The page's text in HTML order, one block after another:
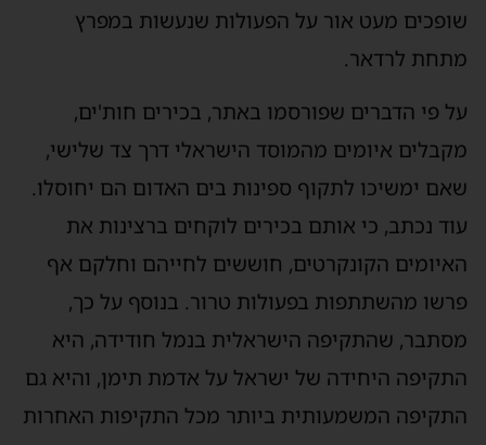
מעט אור על הפעולות שנעשות במפרץ
לרדאר.
פי הדברים שפורסמו באתר, בכירים חות'ים,
איומים מהמוסד הישראלי דרך צד שלישי,
ימשיכו לתקוף ספינות בים האדום הם יחוסלו.
נכתב, כי אותם בכירים לוקחים ברצינות את
הקונקרטים, חוששים לחייהם וחלקם אף
מהשתתפות בפעולות טרור. בנוסף על כך,
שהתקיפה הישראלית בנמל חודידה, היא
היחידה של ישראל על אדמת תימן, והיא גם
המשמעותית ביותר מכל התקיפות האחרות